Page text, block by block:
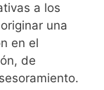
a los
una
en el
de